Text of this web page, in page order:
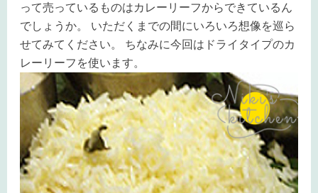
って売っているものはカレーリーフからできているん
でしょうか。 いただくまでの間にいろいろ想像を巡ら
せてみてください。 ちなみに今回はドライタイプのカ
レーリーフを使います。